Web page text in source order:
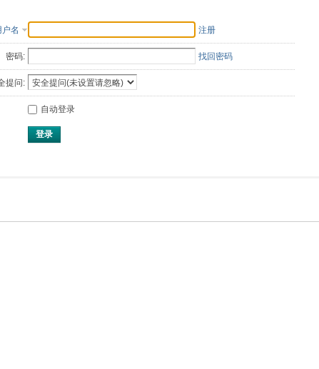
户名 注册
密码: 找回密码
提问:
自动登录
登录